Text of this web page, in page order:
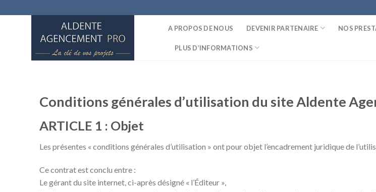
to
A PROPOS DE NOUS DEVENIR PARTENAIRE NOS
PLUS D’INFORMATIONS
Conditions générales d’utilisation du site Aldente
ARTICLE 1 : Objet
Les présentes « conditions générales d’utilisation » ont pour objet l’encadrement juridique de
Ce contrat est conclu entre :
Le gérant du site internet, ci-après désigné « l’Éditeur »,